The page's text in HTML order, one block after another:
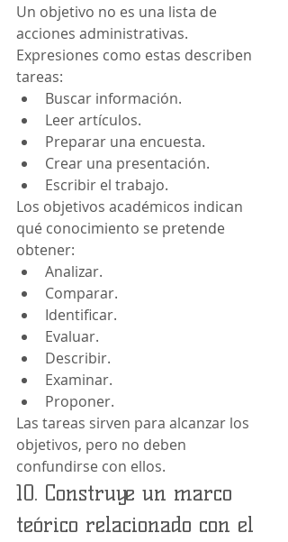
Un objetivo no es una lista de
acciones administrativas.
Expresiones como estas describen
tareas:
Buscar información.
Leer artículos.
Preparar una encuesta.
Crear una presentación.
Escribir el trabajo.
Los objetivos académicos indican
qué conocimiento se pretende
obtener:
Analizar.
Comparar.
Identificar.
Evaluar.
Describir.
Examinar.
Proponer.
Las tareas sirven para alcanzar los
objetivos, pero no deben
confundirse con ellos.
10. Construye un marco
teórico relacionado con el